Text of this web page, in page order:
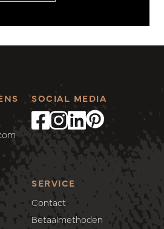
SERVICE
Contact
Betaalmethoden
SOCIAL MEDIA